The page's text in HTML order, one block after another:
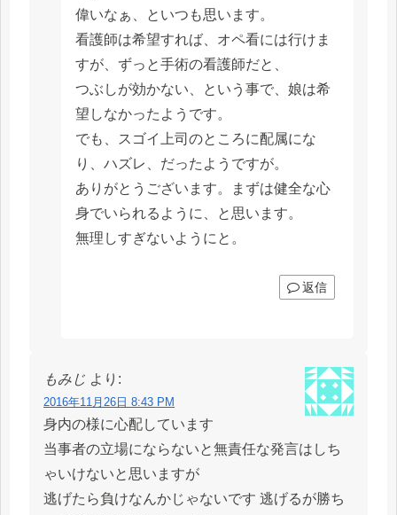
偉いなぁ、といつも思います。
看護師は希望すれば、オペ看には行けま
すが、ずっと手術の看護師だと、
つぶしが効かない、という事で、娘は希
望しなかったようです。
でも、スゴイ上司のところに配属にな
り、ハズレ、だったようですが。
ありがとうございます。まずは健全な心
身でいられるように、と思います。
無理しすぎないようにと。
返信
もみじ より:
2016年11月26日 8:43 PM
身内の様に心配しています
当事者の立場にならないと無責任な発言はしち
ゃいけないと思いますが
逃げたら負けなんかじゃないです 逃げるが勝ち